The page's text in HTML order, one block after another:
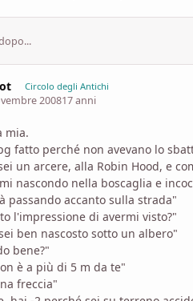
Circolo degli Antichi
200817 anni
mia.
fatto perché non avevano lo
un arcere, alla Robin Hood, e
nascondo nella boscaglia e
passando accanto sulla strada"
l'impressione di avermi visto?"
ben nascosto sotto un albero"
bene?"
è a più di 5 m da te"
freccia"